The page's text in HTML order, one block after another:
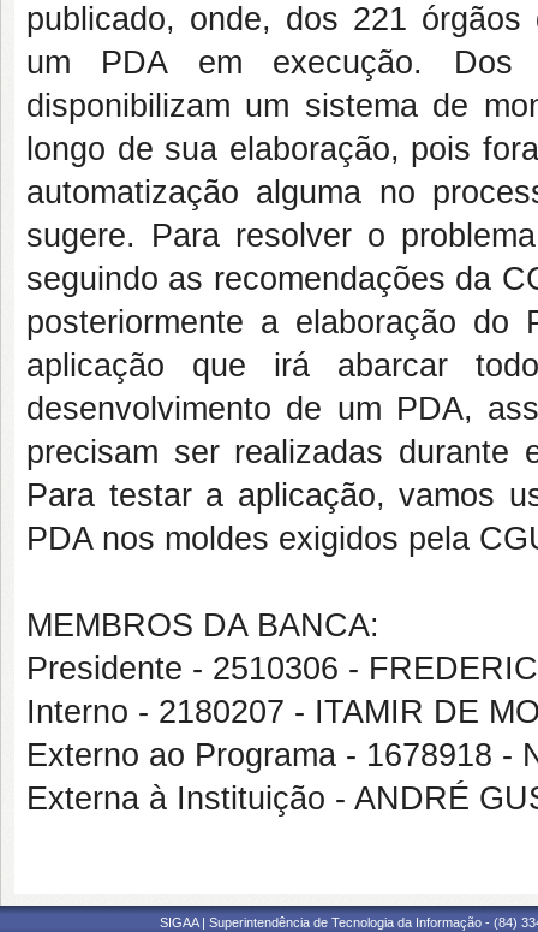
publicado, onde, dos 221
um PDA em execução. Dos
disponibilizam um sistema de
longo de sua elaboração, pois
automatização alguma no
sugere. Para resolver o
seguindo as recomendações da
posteriormente a elaboração do
aplicação que irá abarcar
desenvolvimento de um PDA,
precisam ser realizadas durante
Para testar a aplicação, vamos
PDA nos moldes exigidos pela
MEMBROS DA BANCA:
Presidente - 2510306 -
Interno - 2180207 - ITAMIR DE
Externo ao Programa - 1678918 -
Externa à Instituição - ANDRÉ
SIGAA | Superintendência de Tecnologia da Informação - (84)